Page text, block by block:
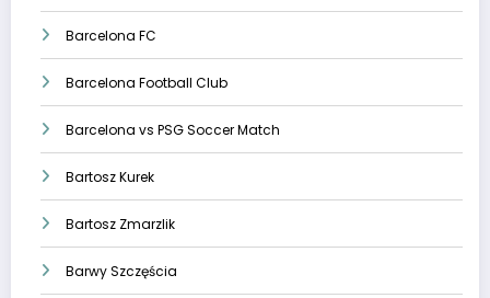
Barcelona FC
Barcelona Football Club
Barcelona vs PSG Soccer Match
Bartosz Kurek
Bartosz Zmarzlik
Barwy Szczęścia